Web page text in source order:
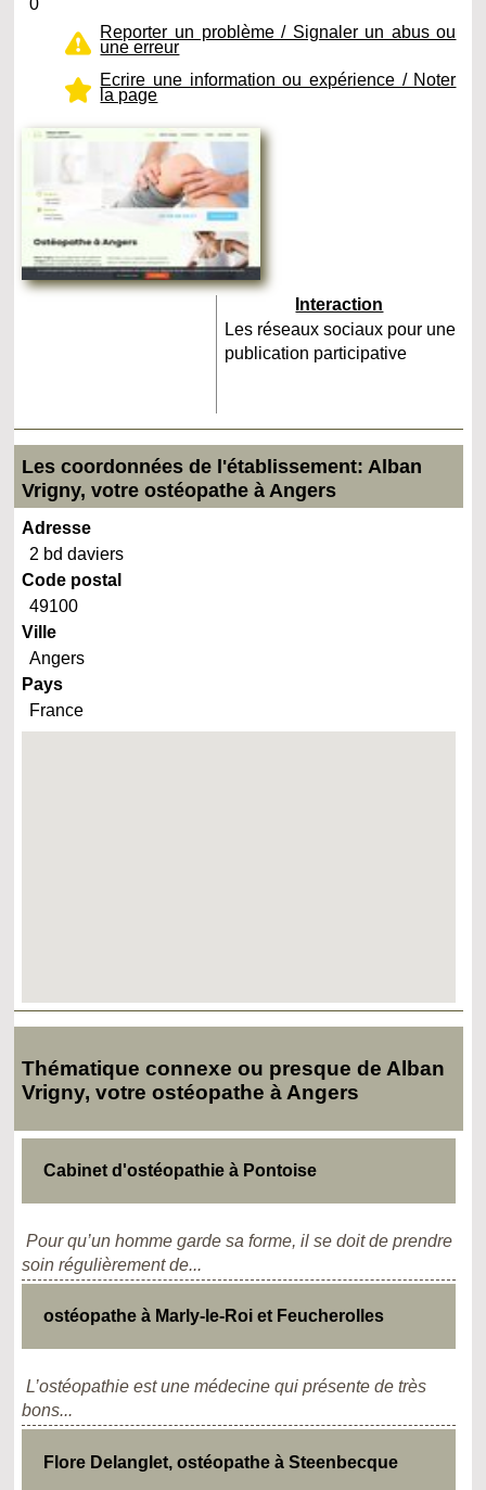
0
Reporter un problème / Signaler un abus ou
une erreur
Ecrire une information ou expérience / Noter
la page
Interaction
Les réseaux sociaux pour une
publication participative
Les coordonnées de l'établissement: Alban
Vrigny, votre ostéopathe à Angers
Adresse
2 bd daviers
Code postal
49100
Ville
Angers
Pays
France
Thématique connexe ou presque de Alban
Vrigny, votre ostéopathe à Angers
Cabinet d'ostéopathie à Pontoise
Pour qu’un homme garde sa forme, il se doit de prendre
soin régulièrement de...
ostéopathe à Marly-le-Roi et Feucherolles
L’ostéopathie est une médecine qui présente de très
bons...
Flore Delanglet, ostéopathe à Steenbecque